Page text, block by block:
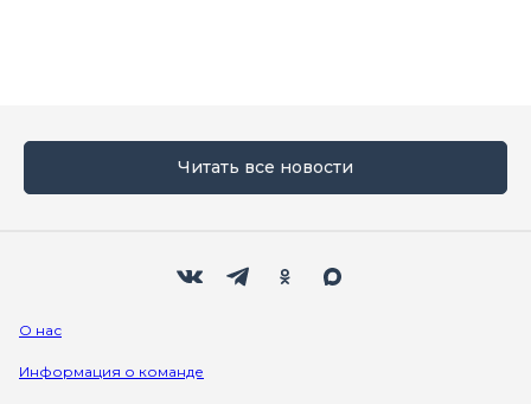
Читать все новости
О нас
Информация о команде